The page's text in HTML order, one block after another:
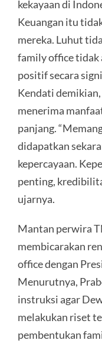
kekayaan di
Keuangan itu
mereka. Luhut
family office tidak
positif secara
Kendati
menerima
panjang.
didapatkan
kepercayaan.
penting,
ujarnya.
Mantan perwira
membicarakan
office dengan
Menurutnya,
instruksi agar
melakukan riset
pembentukan